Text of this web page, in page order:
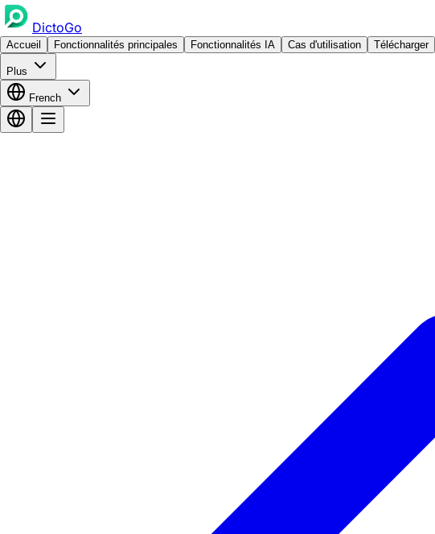
DictoGo
Accueil Fonctionnalités principales Fonctionnalités IA Cas d'utilisation Télécharger
Plus
French